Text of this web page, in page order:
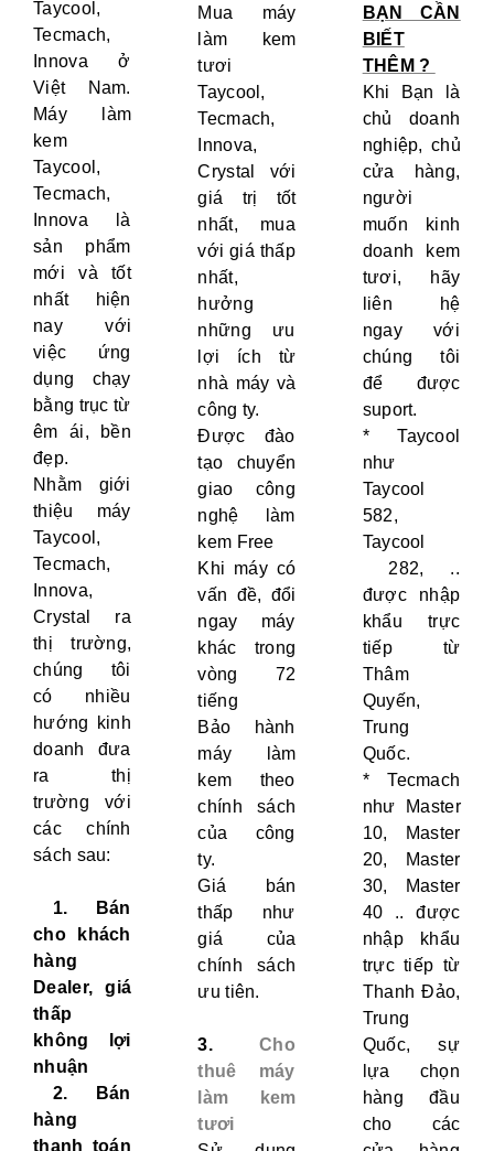
Taycool,
Tecmach,
Innova ở
Việt Nam.
Máy làm
kem
Taycool,
Tecmach,
Innova là
sản phẩm
mới và tốt
nhất hiện
nay với
việc ứng
dụng chạy
bằng trục từ
êm ái, bền
đẹp.
Nhằm giới
thiệu máy
Taycool,
Tecmach,
Innova,
Crystal ra
thị trường,
chúng tôi
có nhiều
hướng kinh
doanh đưa
ra thị
trường với
các chính
sách sau:
1. Bán
cho khách
hàng
Dealer, giá
thấp
không lợi
nhuận
2. Bán
hàng
thanh toán
Mua máy
làm kem
tươi
Taycool,
Tecmach,
Innova,
Crystal với
giá trị tốt
nhất, mua
với giá thấp
nhất,
hưởng
những ưu
lợi ích từ
nhà máy và
công ty.
Được đào
tạo chuyển
giao công
nghệ làm
kem Free
Khi máy có
vấn đề, đổi
ngay máy
khác trong
vòng 72
tiếng
Bảo hành
máy làm
kem theo
chính sách
của công
ty.
Giá bán
thấp như
giá của
chính sách
ưu tiên.
3.Cho
thuê máy
làm kem
tươi
BẠN CẦN
BIẾT
THÊM ?
Khi Bạn là
chủ doanh
nghiệp, chủ
cửa hàng,
người
muốn kinh
doanh kem
tươi, hãy
liên hệ
ngay với
chúng tôi
để được
suport.
* Taycool
như
Taycool
582,
Taycool
282, ..
được nhập
khẩu trực
tiếp từ
Thâm
Quyến,
Trung
Quốc.
* Tecmach
như Master
10, Master
20, Master
30, Master
40 .. được
nhập khẩu
trực tiếp từ
Thanh Đảo,
Trung
Quốc, sự
lựa chọn
hàng đầu
cho các